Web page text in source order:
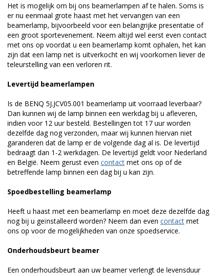
Het is mogelijk om bij ons beamerlampen af te halen. Soms is
er nu eenmaal grote haast met het vervangen van een
beamerlamp, bijvoorbeeld voor een belangrijke presentatie of
een groot sportevenement. Neem altijd wel eerst even contact
met ons op voordat u een beamerlamp komt ophalen, het kan
zijn dat een lamp net is uitverkocht en wij voorkomen liever de
teleurstelling van een verloren rit.
Levertijd beamerlampen
Is de BENQ 5J.JCV05.001 beamerlamp uit voorraad leverbaar?
Dan kunnen wij de lamp binnen een werkdag bij u afleveren,
indien voor 12 uur besteld. Bestellingen tot 17 uur worden
dezelfde dag nog verzonden, maar wij kunnen hiervan niet
garanderen dat de lamp er de volgende dag al is. De levertijd
bedraagt dan 1-2 werkdagen. De levertijd geldt voor Nederland
en België. Neem gerust even contact met ons op of de
betreffende lamp binnen een dag bij u kan zijn.
Spoedbestelling beamerlamp
Heeft u haast met een beamerlamp en moet deze dezelfde dag
nog bij u geïnstalleerd worden? Neem dan even contact met
ons op voor de mogelijkheden van onze spoedservice.
Onderhoudsbeurt beamer
Een onderhoudsbeurt aan uw beamer verlengt de levensduur